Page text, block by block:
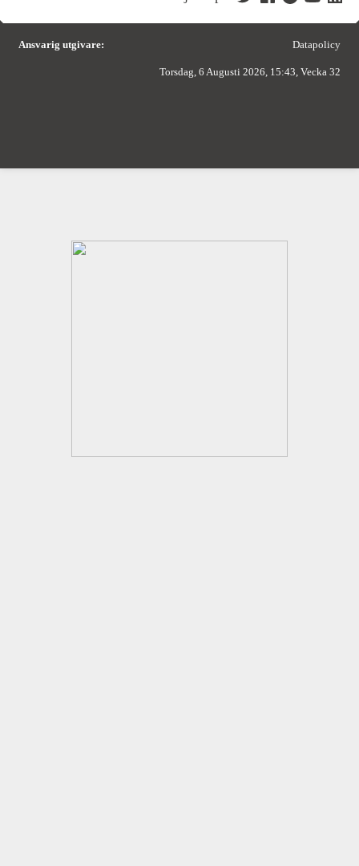
Ansvarig utgivare: Datapolicy
Torsdag, 6 Augusti 2026, 15:43, Vecka 32